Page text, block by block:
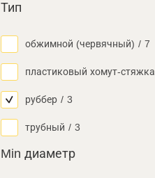
Тип
обжимной (червячный) / 7
пластиковый хомут-стяжка
руббер / 3
трубный / 3
Min диаметр